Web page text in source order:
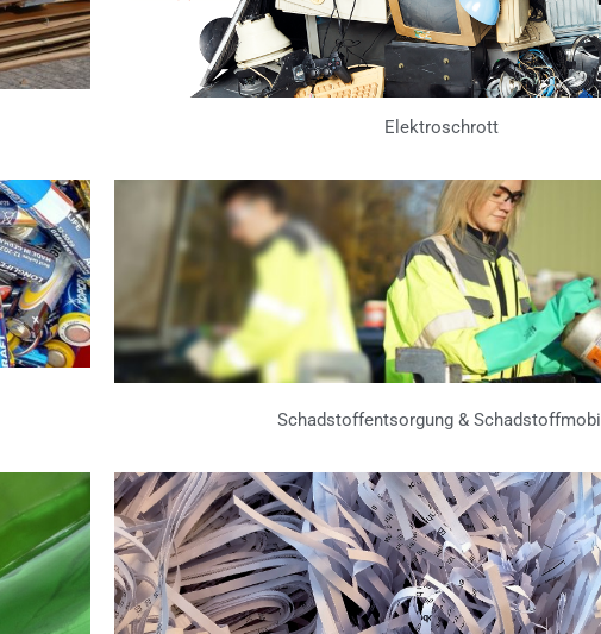
Elektroschrott
Schadstoffentsorgung & Schadstoffmobil